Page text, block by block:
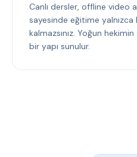
Canlı dersler, offline video
sayesinde eğitime
kalmazsınız. Yoğun
bir yapı sunulur.